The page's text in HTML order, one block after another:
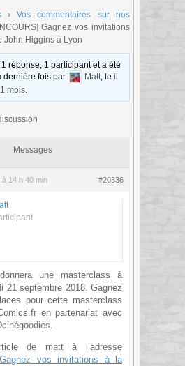
›
Vos commentaires sur nos
Gagnez vos invitations
John Higgins à Lyon
réponse, 1 participant et a été
dernière fois par
Matt, leil
mois.
Messages
à 14 h 40 min #20336
une masterclass à
21 septembre 2018. Gagnez
pour cette masterclass
en partenariat avec
de matt à l’adresse
Gagnez vos invitations à la